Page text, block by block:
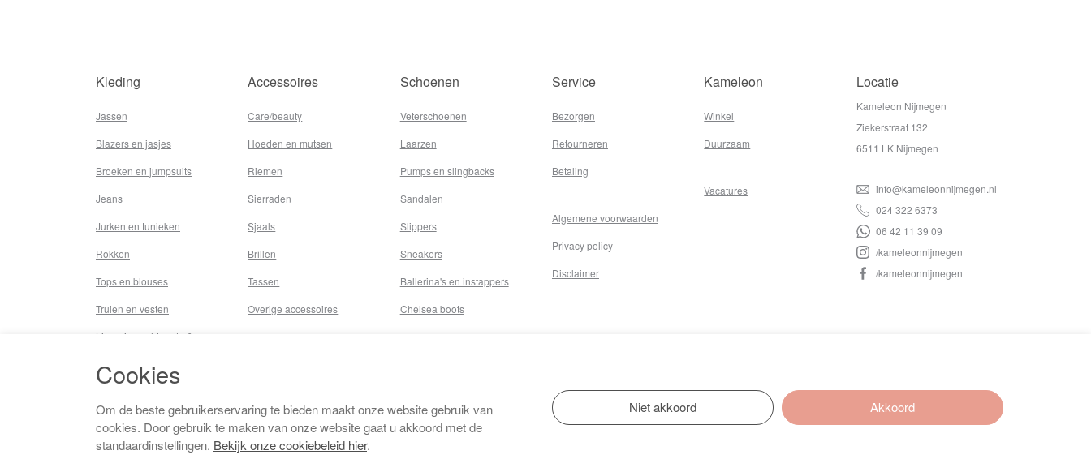
Kleding
Jassen
Blazers en jasjes
Broeken en jumpsuits
Jeans
Jurken en tunieken
Rokken
Tops en blouses
Truien en vesten
Lingerie,nachtmode &
Badkleding
Beenmode
Vermaakkosten
Accessoires
Care/beauty
Hoeden en mutsen
Riemen
Sierraden
Sjaals
Brillen
Tassen
Overige accessoires
Schoenen
Veterschoenen
Laarzen
Pumps en slingbacks
Sandalen
Slippers
Sneakers
Ballerina's en instappers
Chelsea boots
Service
Bezorgen
Retourneren
Betaling
Algemene voorwaarden
Privacy policy
Disclaimer
Kameleon
Winkel
Duurzaam
Vacatures
Locatie
Kameleon Nijmegen
Ziekerstraat 132
6511 LK Nijmegen
info@kameleonnijmegen.nl
024 322 6373
06 42 11 39 09
/kameleonnijmegen
/kameleonnijmegen
Cookies
Om de beste gebruikerservaring te bieden maakt onze website gebruik van
cookies. Door gebruik te maken van onze website gaat u akkoord met de
standaardinstellingen. Bekijk onze cookiebeleid hier.